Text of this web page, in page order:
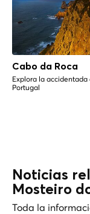
Cabo da Roca
Explora la accidentada
Portugal
Noticias
Mosteiro
Toda la